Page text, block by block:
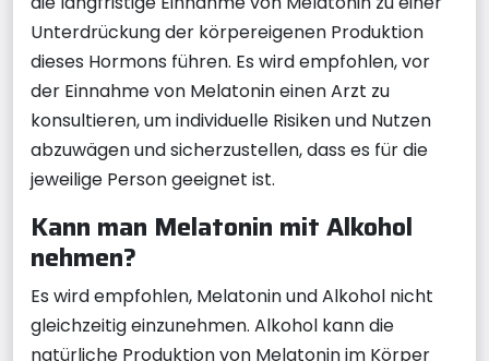
Unterdrückung der körpereigenen Produktion
dieses Hormons führen. Es wird empfohlen, vor
der Einnahme von Melatonin einen Arzt zu
konsultieren, um individuelle Risiken und Nutzen
abzuwägen und sicherzustellen, dass es für die
jeweilige Person geeignet ist.
Kann man Melatonin mit Alkohol
nehmen?
Es wird empfohlen, Melatonin und Alkohol nicht
gleichzeitig einzunehmen. Alkohol kann die
natürliche Produktion von Melatonin im Körper